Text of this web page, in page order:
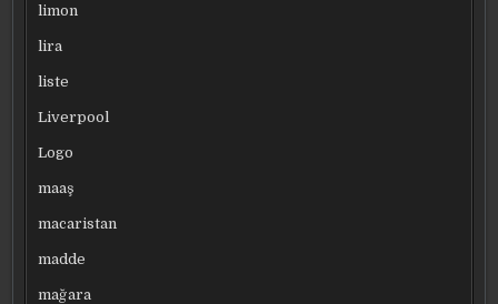
limon
lira
liste
Liverpool
Logo
maaş
macaristan
madde
mağara